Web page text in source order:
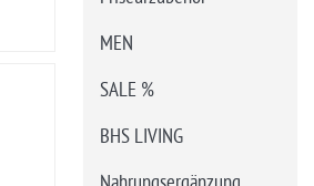
MEN
SALE %
BHS LIVING